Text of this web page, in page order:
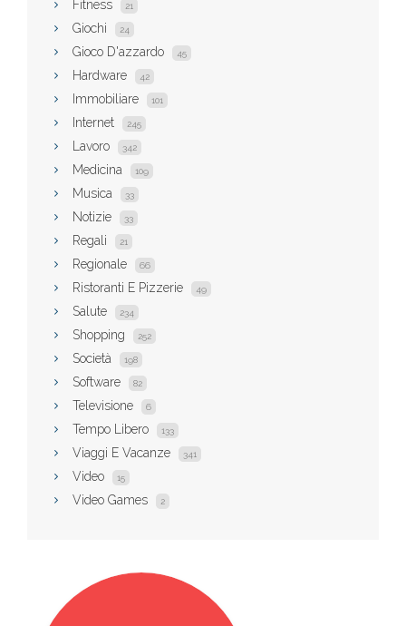
Fitness 21
Giochi 24
Gioco D'azzardo 45
Hardware 42
Immobiliare 101
Internet 245
Lavoro 342
Medicina 109
Musica 33
Notizie 33
Regali 21
Regionale 66
Ristoranti E Pizzerie 49
Salute 234
Shopping 252
Società 198
Software 82
Televisione 6
Tempo Libero 133
Viaggi E Vacanze 341
Video 15
Video Games 2